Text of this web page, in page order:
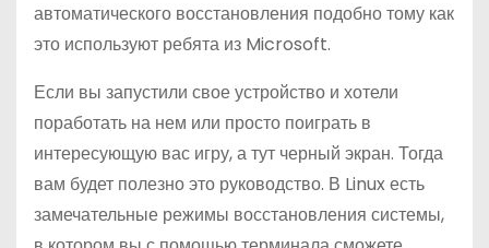
автоматического восстановления подобно тому как
это используют ребята из Microsoft.
Если вы запустили свое устройство и хотели
поработать на нем или просто поиграть в
интересующую вас игру, а тут черный экран. Тогда
вам будет полезно это руководство. В Linux есть
замечательные режимы восстановления системы,